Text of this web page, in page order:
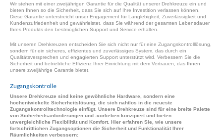
Wir stehen mit einer zweijährigen Garantie für die Qualität unserer Drehkreuze ein und
bieten Ihnen so die Sicherheit, dass Sie sich auf Ihre Investition verlassen können.
Diese Garantie unterstreicht unser Engagement für Langlebigkeit, Zuverlässigkeit und
Kundenzufriedenheit und gewährleistet, dass Sie während der gesamten Lebensdauer
Ihres Produkts den bestmöglichen Support und Service erhalten.
Mit unseren Drehkreuzen entscheiden Sie sich nicht nur für eine Zugangskontrolllösung,
sondern für ein sicheres, effizientes und zuverlässiges System, das durch ein
Qualitätsversprechen und engagierten Support unterstützt wird. Verbessern Sie die
Sicherheit und betriebliche Effizienz Ihrer Einrichtung mit dem Vertrauen, das Ihnen
unsere zweijährige Garantie bietet.
Zugangskontrolle
Unsere Drehkreuze sind keine gewöhnliche Hardware, sondern eine
hochentwickelte Sicherheitslösung, die sich nahtlos in die neueste
Zugangskontrolltechnologie einfügt. Unsere Drehkreuze sind für eine breite Palette
von Sicherheitsanforderungen und -vorlieben konzipiert und bieten
unvergleichliche Flexibilität und Komfort. Hier erfahren Sie, wie unsere
fortschrittlichen Zugangsoptionen die Sicherheit und Funktionalität Ihrer
Räumlichkeiten verbessern: